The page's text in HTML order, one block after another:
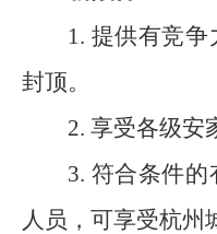
1. 提供有竞争
封顶。
2.享受各级安
3. 符合条件的
人员，可享受杭州